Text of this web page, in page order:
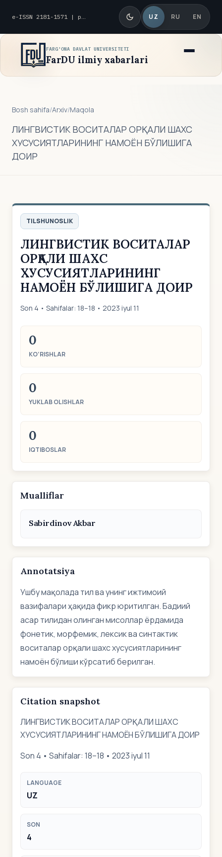
e-ISSN 2181-1571 | p-ISSN 2010-8419 UZ RU EN
FARG'ONA DAVLAT UNIVERSITETI
FarDU ilmiy xabarlari
Bosh sahifa/Arxiv/Maqola
ЛИНГВИСТИК ВОСИТАЛАР ОРҚАЛИ ШАХС
ХУСУСИЯТЛАРИНИНГ НАМОЁН БЎЛИШИГА
ДОИР
TILSHUNOSLIK
ЛИНГВИСТИК ВОСИТАЛАР
ОРҚАЛИ ШАХС
ХУСУСИЯТЛАРИНИНГ
НАМОЁН БЎЛИШИГА ДОИР
Son 4 • Sahifalar: 18–18 • 2023 iyul 11
0
KO‘RISHLAR
0
YUKLAB OLISHLAR
0
IQTIBOSLAR
Mualliflar
Sabirdinov Akbar
Annotatsiya
Ушбу мақолада тил ва унинг ижтимоий
вазифалари ҳақида фикр юритилган. Бадиий
асар тилидан олинган мисоллар ёрдамида
фонетик, морфемик, лексик ва синтактик
воситалар орқали шахс хусусиятларининг
намоён бўлиши кўрсатиб берилган.
Citation snapshot
ЛИНГВИСТИК ВОСИТАЛАР ОРҚАЛИ ШАХС
ХУСУСИЯТЛАРИНИНГ НАМОЁН БЎЛИШИГА ДОИР
Son 4 • Sahifalar: 18–18 • 2023 iyul 11
LANGUAGE
UZ
SON
4